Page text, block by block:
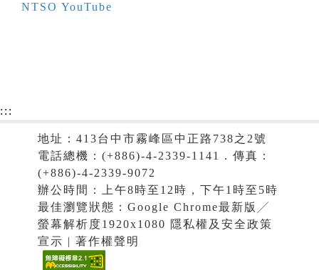
NTSO YouTube
:::
地址：413台中市霧峰區中正路738之2號
電話總機：(+886)-4-2339-1141．傳真：
(+886)-4-2339-9072
辦公時間：上午8時至12時，下午1時至5時
最佳瀏覽狀態：Google Chrome最新版╱
螢幕解析度1920x1080 隱私權及安全政策
宣示 | 著作權聲明